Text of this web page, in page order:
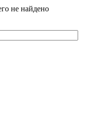
не найдено